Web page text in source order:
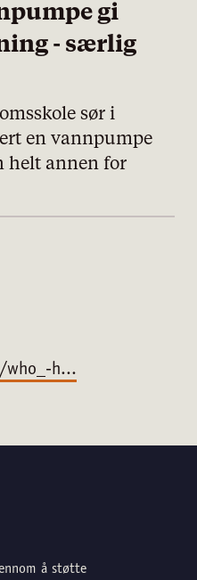
gi
- særlig
sør i
en vannpumpe
helt annen for
h...
å støtte